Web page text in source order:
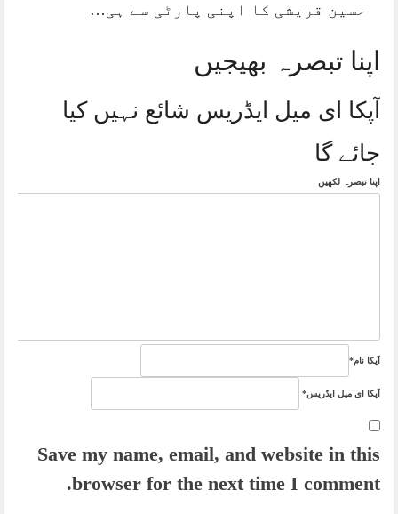
حسین قریشی کا اپنی پارٹی سے ہی…
اپنا تبصرہ بھیجیں
آپکا ای میل ایڈریس شائع نہیں کیا
جائے گا
اپنا تبصرہ لکھیں
آپکا نام*
آپکا ای میل ایڈریس*
Save my name, email, and website in this
browser for the next time I comment.